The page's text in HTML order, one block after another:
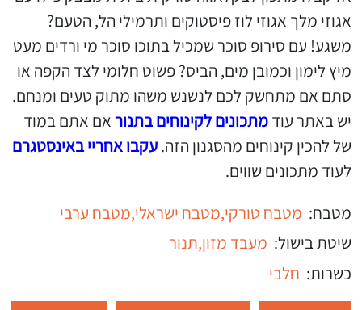
אגוזי מלך אגוזי לוז פיסטוקים ותרמילי הל, הטעם?
משגע! עם סירופ סוכר שמכיל בתוכו סוכר מי ורדים מעט
מיץ לימון וכמובן מים, הביס? פשוט חלומי לצד הקפה או
סתם אם מתחשק לכם לנשנש משהו מתוק טעים ומנחם.
יש באתר עודמתכונים לקינוחים בתנוראם אתם במוד
של להכין קינוחים מהסגנון הזה.עקבו אחריי באינסטגרם
לעוד מתכונים שווים.
מטבח: מטבח טורקי,מטבח ישראלי,מטבח ערבי
שיטת בישול: מעבד מזון,תנור
כשרות: חלבי